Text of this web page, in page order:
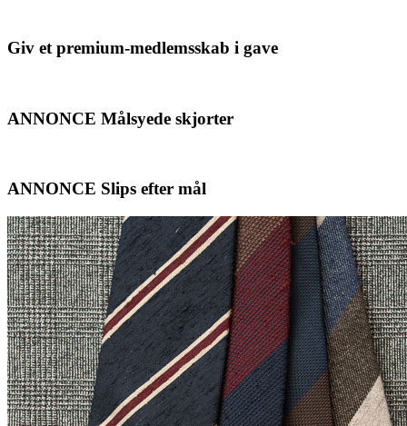
Giv et premium-medlemsskab i gave
ANNONCE Målsyede skjorter
ANNONCE Slips efter mål